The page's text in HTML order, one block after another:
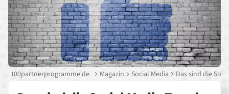
100partnerprogramme.de Magazin Social Media Das sind die